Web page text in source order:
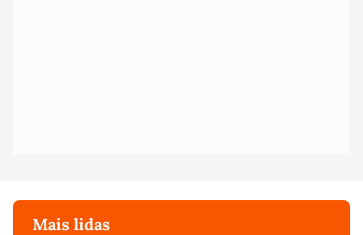
Mais lidas